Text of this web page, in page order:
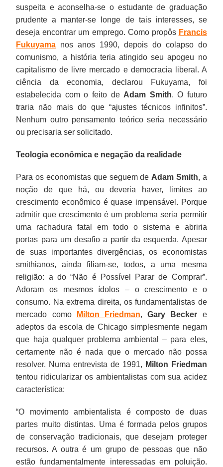
suspeita e aconselha-se o estudante de graduação
prudente a manter-se longe de tais interesses, se
deseja encontrar um emprego. Como propôs Francis
Fukuyama nos anos 1990, depois do colapso do
comunismo, a história teria atingido seu apogeu no
capitalismo de livre mercado e democracia liberal. A
ciência da economia, declarou Fukuyama, foi
estabelecida com o feito de Adam Smith. O futuro
traria não mais do que “ajustes técnicos infinitos”.
Nenhum outro pensamento teórico seria necessário
ou precisaria ser solicitado.
Teologia econômica e negação da realidade
Para os economistas que seguem de Adam Smith, a
noção de que há, ou deveria haver, limites ao
crescimento econômico é quase impensável. Porque
admitir que crescimento é um problema seria permitir
uma rachadura fatal em todo o sistema e abriria
portas para um desafio a partir da esquerda. Apesar
de suas importantes divergências, os economistas
smithianos, ainda filiam-se, todos, a uma mesma
religião: a do “Não é Possível Parar de Comprar”.
Adoram os mesmos ídolos – o crescimento e o
consumo. Na extrema direita, os fundamentalistas de
mercado como
Milton Friedman,Gary Becker e
adeptos da escola de Chicago simplesmente negam
que haja qualquer problema ambiental – para eles,
certamente não é nada que o mercado não possa
resolver. Numa entrevista de 1991, Milton Friedman
tentou ridicularizar os ambientalistas com sua acidez
característica:
“O movimento ambientalista é composto de duas
partes muito distintas. Uma é formada pelos grupos
de conservação tradicionais, que desejam proteger
recursos. A outra é um grupo de pessoas que não
estão fundamentalmente interessadas em poluição.